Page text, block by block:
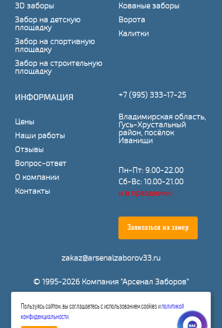
3D заборы
Забор на детскую
площадку
Забор на спортивную
площадку
Забор на строительную
площадку
Кованые заборы
Ворота
Калитки
ИНФОРМАЦИЯ
Цены
Наши работы
Отзывы
Вопрос-ответ
О компании
Контакты
+7 (995) 333-17-25
Владимирская область,
Гусь-Хрустальный
район, посёлок
Иванищи
Пн-Пт: 9.00-22.00
Сб-Вс: 10.00-21.00
и в праздники!
Записаться на замер
zakaz@arsenalzaborov33.ru
© 1995-2026 Компания "Арсенал Заборов"
Расчитать стоимость
Пользуясь сайтом, вы соглашаетесь с использованием cookies иполитикой
конфиденциальности.